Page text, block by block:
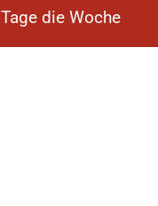
Tage die Woche